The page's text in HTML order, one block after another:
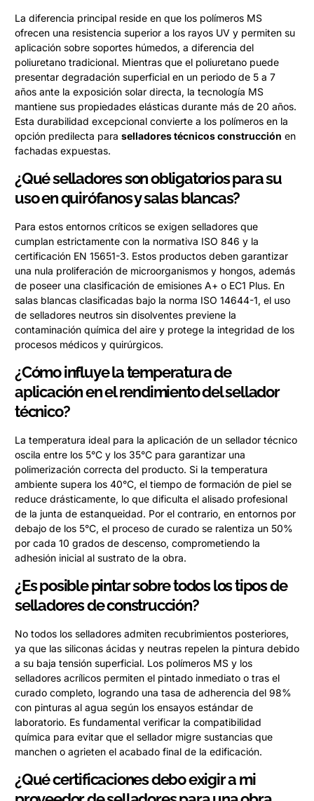
La diferencia principal reside en que los polímeros MS
ofrecen una resistencia superior a los rayos UV y permiten su
aplicación sobre soportes húmedos, a diferencia del
poliuretano tradicional. Mientras que el poliuretano puede
presentar degradación superficial en un periodo de 5 a 7
años ante la exposición solar directa, la tecnología MS
mantiene sus propiedades elásticas durante más de 20 años.
Esta durabilidad excepcional convierte a los polímeros en la
opción predilecta para selladores técnicos construcción en
fachadas expuestas.
¿Qué selladores son obligatorios para su
uso en quirófanos y salas blancas?
Para estos entornos críticos se exigen selladores que
cumplan estrictamente con la normativa ISO 846 y la
certificación EN 15651-3. Estos productos deben garantizar
una nula proliferación de microorganismos y hongos, además
de poseer una clasificación de emisiones A+ o EC1 Plus. En
salas blancas clasificadas bajo la norma ISO 14644-1, el uso
de selladores neutros sin disolventes previene la
contaminación química del aire y protege la integridad de los
procesos médicos y quirúrgicos.
¿Cómo influye la temperatura de
aplicación en el rendimiento del sellador
técnico?
La temperatura ideal para la aplicación de un sellador técnico
oscila entre los 5°C y los 35°C para garantizar una
polimerización correcta del producto. Si la temperatura
ambiente supera los 40°C, el tiempo de formación de piel se
reduce drásticamente, lo que dificulta el alisado profesional
de la junta de estanqueidad. Por el contrario, en entornos por
debajo de los 5°C, el proceso de curado se ralentiza un 50%
por cada 10 grados de descenso, comprometiendo la
adhesión inicial al sustrato de la obra.
¿Es posible pintar sobre todos los tipos de
selladores de construcción?
No todos los selladores admiten recubrimientos posteriores,
ya que las siliconas ácidas y neutras repelen la pintura debido
a su baja tensión superficial. Los polímeros MS y los
selladores acrílicos permiten el pintado inmediato o tras el
curado completo, logrando una tasa de adherencia del 98%
con pinturas al agua según los ensayos estándar de
laboratorio. Es fundamental verificar la compatibilidad
química para evitar que el sellador migre sustancias que
manchen o agrieten el acabado final de la edificación.
¿Qué certificaciones debo exigir a mi